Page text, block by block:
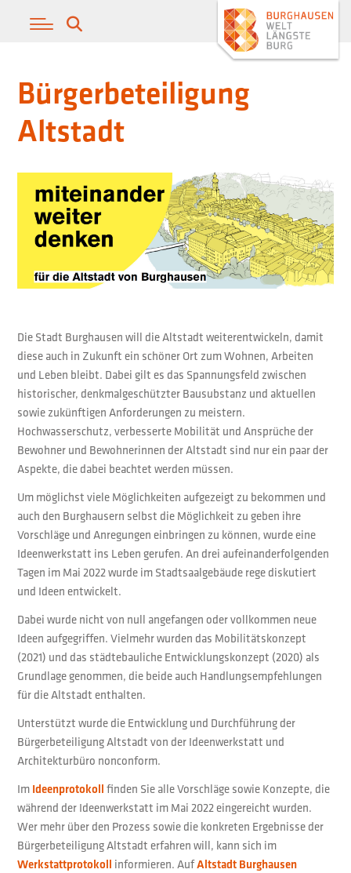
Bürgerbeteiligung
Altstadt
Die Stadt Burghausen will die Altstadt weiterentwickeln, damit
diese auch in Zukunft ein schöner Ort zum Wohnen, Arbeiten
und Leben bleibt. Dabei gilt es das Spannungsfeld zwischen
historischer, denkmalgeschützter Bausubstanz und aktuellen
sowie zukünftigen Anforderungen zu meistern.
Hochwasserschutz, verbesserte Mobilität und Ansprüche der
Bewohner und Bewohnerinnen der Altstadt sind nur ein paar der
Aspekte, die dabei beachtet werden müssen.
Um möglichst viele Möglichkeiten aufgezeigt zu bekommen und
auch den Burghausern selbst die Möglichkeit zu geben ihre
Vorschläge und Anregungen einbringen zu können, wurde eine
Ideenwerkstatt ins Leben gerufen. An drei aufeinanderfolgenden
Tagen im Mai 2022 wurde im Stadtsaalgebäude rege diskutiert
und Ideen entwickelt.
Dabei wurde nicht von null angefangen oder vollkommen neue
Ideen aufgegriffen. Vielmehr wurden das Mobilitätskonzept
(2021) und das städtebauliche Entwicklungskonzept (2020) als
Grundlage genommen, die beide auch Handlungsempfehlungen
für die Altstadt enthalten.
Unterstützt wurde die Entwicklung und Durchführung der
Bürgerbeteiligung Altstadt von der Ideenwerkstatt und
Architekturbüro nonconform.
Im Ideenprotokoll finden Sie alle Vorschläge sowie Konzepte, die
während der Ideenwerkstatt im Mai 2022 eingereicht wurden.
Wer mehr über den Prozess sowie die konkreten Ergebnisse der
Bürgerbeteiligung Altstadt erfahren will, kann sich im
Werkstattprotokoll informieren. AufAltstadt Burghausen